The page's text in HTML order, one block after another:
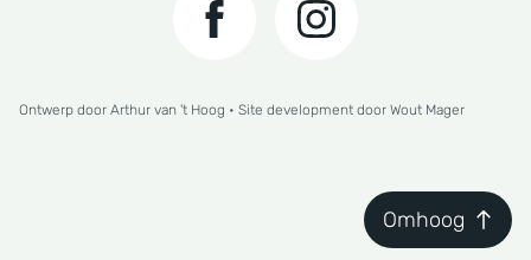
Ontwerp door Arthur van 't Hoog • Site development door Wout Mager
Omhoog